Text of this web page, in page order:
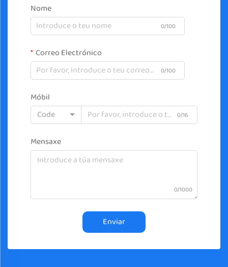
Nome
0/100
Correo Electrónico
0/100
Móbil
Code
0/16
Mensaxe
0/1000
Enviar